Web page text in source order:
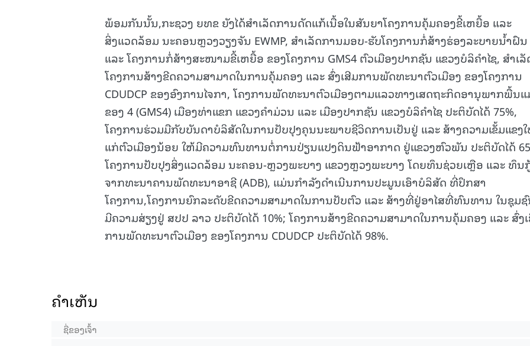
ພ້ອມກັນນັ້ນ,ກະຊວງ ຍທຂ ຍັງໄດ້ສຳເລັດການດັດແກ້ເນື້ອໃນສັນຍາໂຄງການຄຸ້ມຄອງຂີ້ເຫຍື້ອ ແລະ
ສິ່ງແວດລ້ອມ ນະຄອນຫຼວງວຽງຈັນ EWMP, ສໍາເລັດການມອບ-ຮັບໂຄງການກໍ່ສ້າງຮ່ອງລະບາຍນໍ້າຝົນ
ແລະ ໂຄງການກໍ່ສ້າງສະໜາມຂີ້ເຫຍື້ອ ຂອງໂຄງການ GMS4 ຕົວເມືອງປາກຊັນ ແຂວງບໍລິຄຳໄຊ, ສໍາເລັ
ໂຄງການສ້າງຂີດຄວາມສາມາດໃນການຄຸ້ມຄອງ ແລະ ສົ່ງເສີມການພັດທະນາຕົວເມືອງ ຂອງໂຄງການ
CDUDCP ຂອງອົງການໄຈກາ, ໂຄງການພັດທະນາຕົວເມືອງຕາມແລວທາງເສດຖະກິດອານຸພາກພື້ນ
ຂອງ 4 (GMS4) ເມືອງທ່າແຂກ ແຂວງຄໍາມ່ວນ ແລະ ເມືອງປາກຊັນ ແຂວງບໍລິຄໍາໄຊ ປະຕິບັດໄດ້ 75%,
ໂຄງການຮ່ວມມືກັບບັນດາບໍລິສັດໃນການປັບປຸງຄຸນນະພາບຊີວິດການເປັນຢູ່ ແລະ ສ້າງຄວາມເຂັ້ມແຂງ
ແກ່ຕົວເມືອງນ້ອຍ ໃຫ້ມີຄວາມທົນທານຕໍ່ການປ່ຽນແປງດິນຟ້າອາກາດ ຢູ່ແຂວງຫົວພັນ ປະຕິບັດໄດ້
ໂຄງການປັບປຸງສິ່ງແວດລ້ອມ ນະຄອນ-ຫຼວງພະບາງ ແຂວງຫຼວງພະບາງ ໂດຍທຶນຊ່ວຍເຫຼືອ ແລະ ທຶນ
ຈາກທະນາຄານພັດທະນາອາຊີ (ADB), ແມ່ນກໍາລັງດໍາເນີນການປະມູນເອົາບໍລິສັດ ທີ່ປຶກສາ
ໂຄງການ,ໂຄງການຍົກລະດັບຂີດຄວາມສາມາດໃນການປັບຕົວ ແລະ ສ້າງທີ່ຢູ່ອາໄສທີ່ທົນທານ ໃນຊຸມ
ມີຄວາມສ່ຽງຢູ່ ສປປ ລາວ ປະຕິບັດໄດ້ 10%; ໂຄງການສ້າງຂີດຄວາມສາມາດໃນການຄຸ້ມຄອງ ແລະ ສົ່ງ
ການພັດທະນາຕົວເມືອງ ຂອງໂຄງການ CDUDCP ປະຕິບັດໄດ້ 98%.
ຄໍາເຫັນ